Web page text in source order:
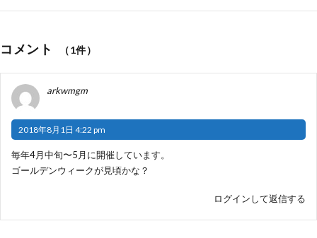
コメント （1件）
arkwmgm
2018年8月1日 4:22 pm
毎年4月中旬〜5月に開催しています。
ゴールデンウィークが見頃かな？
ログインして返信する